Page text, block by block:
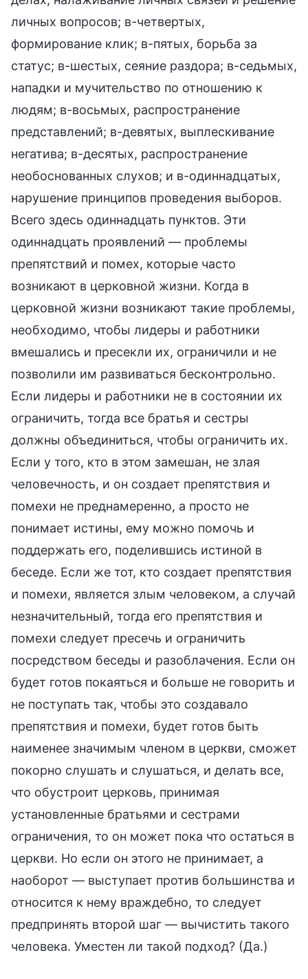
личных вопросов; в-четвертых,
формирование клик; в-пятых, борьба за
статус; в-шестых, сеяние раздора; в-седьмых,
нападки и мучительство по отношению к
людям; в-восьмых, распространение
представлений; в-девятых, выплескивание
негатива; в-десятых, распространение
необоснованных слухов; и в-одиннадцатых,
нарушение принципов проведения выборов.
Всего здесь одиннадцать пунктов. Эти
одиннадцать проявлений — проблемы
препятствий и помех, которые часто
возникают в церковной жизни. Когда в
церковной жизни возникают такие проблемы,
необходимо, чтобы лидеры и работники
вмешались и пресекли их, ограничили и не
позволили им развиваться бесконтрольно.
Если лидеры и работники не в состоянии их
ограничить, тогда все братья и сестры
должны объединиться, чтобы ограничить их.
Если у того, кто в этом замешан, не злая
человечность, и он создает препятствия и
помехи не преднамеренно, а просто не
понимает истины, ему можно помочь и
поддержать его, поделившись истиной в
беседе. Если же тот, кто создает препятствия
и помехи, является злым человеком, а случай
незначительный, тогда его препятствия и
помехи следует пресечь и ограничить
посредством беседы и разоблачения. Если он
будет готов покаяться и больше не говорить и
не поступать так, чтобы это создавало
препятствия и помехи, будет готов быть
наименее значимым членом в церкви, сможет
покорно слушать и слушаться, и делать все,
что обустроит церковь, принимая
установленные братьями и сестрами
ограничения, то он может пока что остаться в
церкви. Но если он этого не принимает, а
наоборот — выступает против большинства и
относится к нему враждебно, то следует
предпринять второй шаг — вычистить такого
человека. Уместен ли такой подход? (Да.)